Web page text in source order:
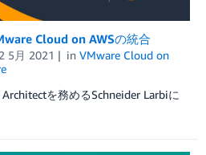
Cloud on AWSの統合
5月 2021 in VMware Cloud on
を務めるSchneider Larbiに